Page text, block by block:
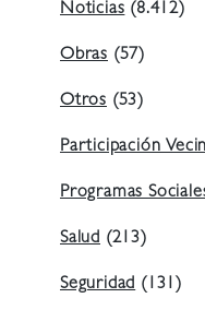
Noticias(8.412)
Obras (57)
Otros (53)
Participación
Programas
Salud (213)
Seguridad(131)